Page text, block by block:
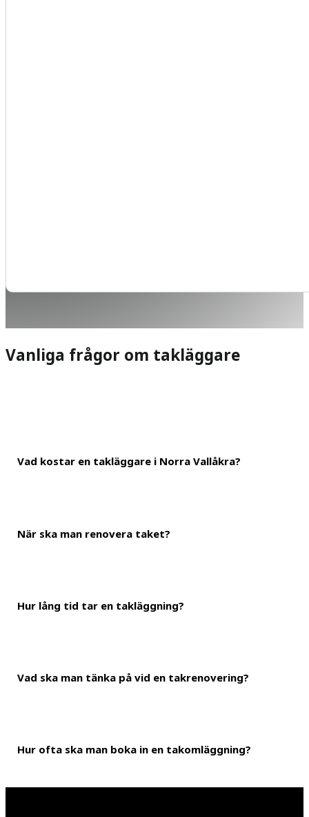
Vanliga frågor om takläggare
Vad kostar en takläggare i Norra Vallåkra?
En ungefärlig kostnad är 600 kronor i timmen för takläggning i
När ska man renovera taket?
Ditt tak skyddar huskonstruktionen från fukt och
Hur lång tid tar en takläggning?
En takläggning tar väldigt olika lång tid beroende på hur stort
Vad ska man tänka på vid en takrenovering?
Det är viktigt att man prioriterar en renovering av taket när det
Hur ofta ska man boka in en takomläggning?